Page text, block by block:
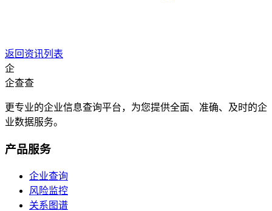
返回资讯列表
企
企查查
更专业的企业信息查询平台，为您提供全面、准确、及时的企
业数据服务。
产品服务
企业查询
风险监控
关系图谱